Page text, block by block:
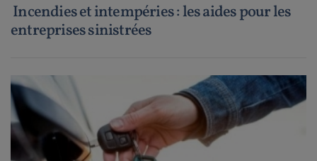
Incendies et intempéries : les aides pour les
entreprises sinistrées